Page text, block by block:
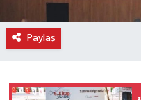
Paylaş